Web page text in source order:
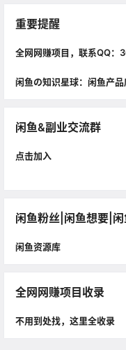
重要提醒
全网网赚项目，联系QQ：
闲鱼の知识星球：闲鱼产品
闲鱼&副业交流群
点击加入
闲鱼粉丝|闲鱼想要|
闲鱼资源库
全网网赚项目收录
不用到处找，这里全收录